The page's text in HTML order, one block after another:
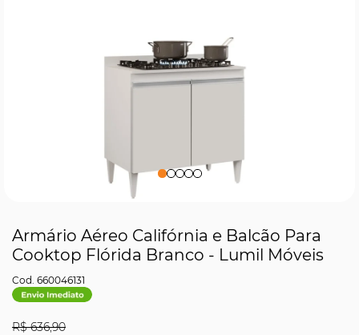
Armário Aéreo Califórnia e Balcão Para
Cooktop Flórida Branco - Lumil Móveis
660046131
R$ 636,90